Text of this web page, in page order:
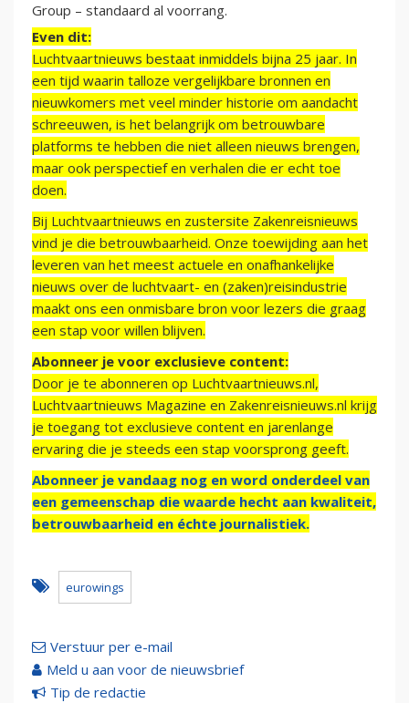
Group – standaard al voorrang.
Even dit:
Luchtvaartnieuws bestaat inmiddels bijna 25 jaar. In
een tijd waarin talloze vergelijkbare bronnen en
nieuwkomers met veel minder historie om aandacht
schreeuwen, is het belangrijk om betrouwbare
platforms te hebben die niet alleen nieuws brengen,
maar ook perspectief en verhalen die er echt toe
doen.
Bij Luchtvaartnieuws en zustersite Zakenreisnieuws
vind je die betrouwbaarheid. Onze toewijding aan het
leveren van het meest actuele en onafhankelijke
nieuws over de luchtvaart- en (zaken)reisindustrie
maakt ons een onmisbare bron voor lezers die graag
een stap voor willen blijven.
Abonneer je voor exclusieve content:
Door je te abonneren op Luchtvaartnieuws.nl,
Luchtvaartnieuws Magazine en Zakenreisnieuws.nl krijg
je toegang tot exclusieve content en jarenlange
ervaring die je steeds een stap voorsprong geeft.
Abonneer je vandaag nog en word onderdeel van
een gemeenschap die waarde hecht aan kwaliteit,
betrouwbaarheid en échte journalistiek.
eurowings
Verstuur per e-mail
Meld u aan voor de nieuwsbrief
Tip de redactie